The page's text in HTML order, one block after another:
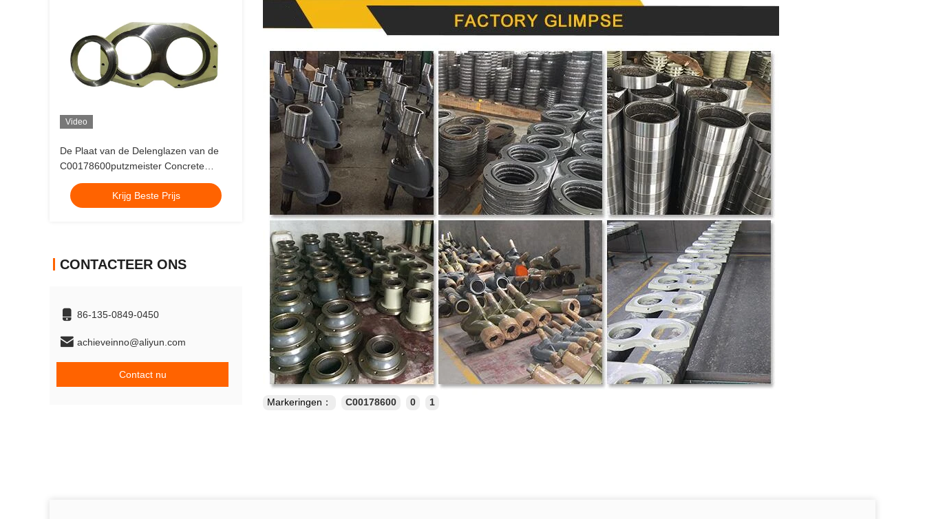
Video
De Plaat van de Delenglazen van de
C00178600putzmeister Concrete
Pomp en Slijtagering
Krijg Beste Prijs
CONTACTEER ONS
86-135-0849-0450
achieveinno@aliyun.com
Contact nu
Markeringen： C00178600 0 1